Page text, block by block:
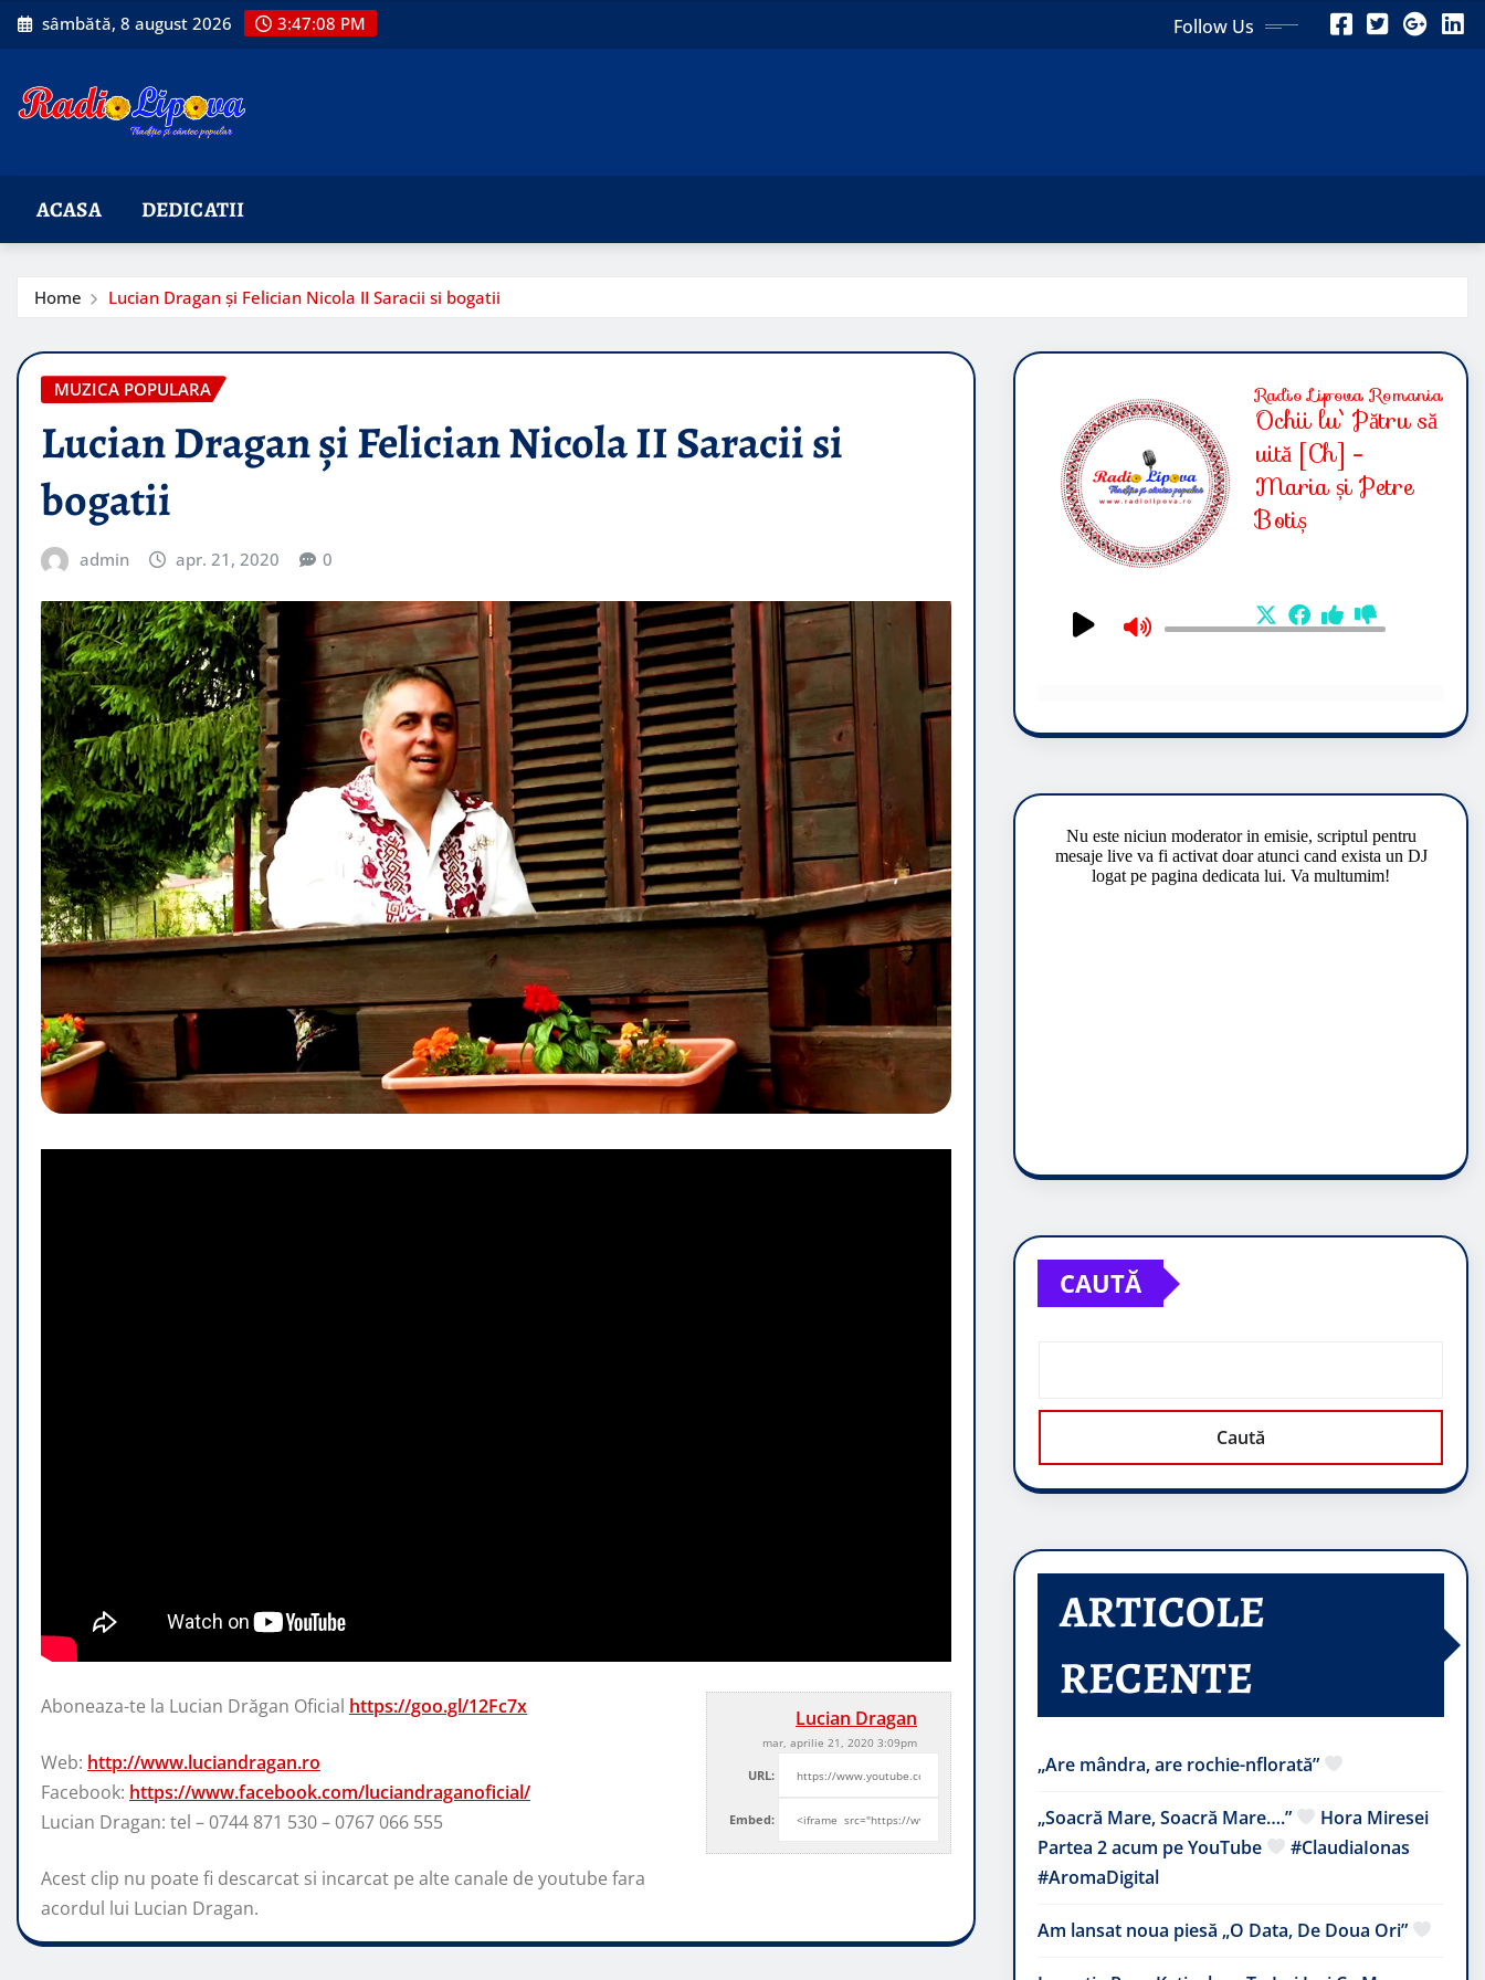
Skip
to
sâmbătă, 8 august 2026 3:47:09 PM Follow Us
ACASA DEDICATII
Home Lucian Dragan și Felician Nicola II Saracii si bogatii
MUZICA POPULARA
Lucian Dragan și Felician Nicola II Saracii si
bogatii
admin apr. 21, 2020 0
Lucian Dragan
mar, aprilie 21, 2020 3:09pm
URL:
Embed:
Aboneaza-te la Lucian Drăgan Oficial https://goo.gl/12Fc7x
Web: http://www.luciandragan.ro
Facebook: https://www.facebook.com/luciandraganoficial/
Lucian Dragan: tel – 0744 871 530 – 0767 066 555
Acest clip nu poate fi descarcat si incarcat pe alte canale de youtube fara
acordul lui Lucian Dragan.
CAUTĂ
Caută
ARTICOLE
RECENTE
„Are mândra, are rochie-nflorată”
„Soacră Mare, Soacră Mare….”
Hora Miresei
Partea 2 acum pe YouTube
#ClaudiaIonas
#AromaDigital
Am lansat noua piesă „O Data, De Doua Ori”